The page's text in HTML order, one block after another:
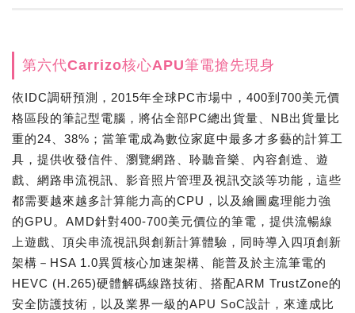
第六代Carrizo核心APU筆電搶先現身
依IDC調研預測，2015年全球PC市場中，400到700美元價
格區段的筆記型電腦，將佔全部PC總出貨量、NB出貨量比
重的24、38%；當筆電成為數位家庭中最多才多藝的計算工
具，提供收發信件、瀏覽網路、聆聽音樂、內容創造、遊
戲、網路串流視訊、影音照片管理及視訊交談等功能，這些
都需要越來越多計算能力高的CPU，以及繪圖處理能力強
的GPU。AMD針對400-700美元價位的筆電，提供流暢線
上遊戲、頂尖串流視訊與創新計算體驗，同時導入四項創新
架構－HSA 1.0異質核心加速架構、能普及於主流筆電的
HEVC (H.265)硬體解碼線路技術、搭配ARM TrustZone的
安全防護技術，以及業界一級的APU SoC設計，來達成比